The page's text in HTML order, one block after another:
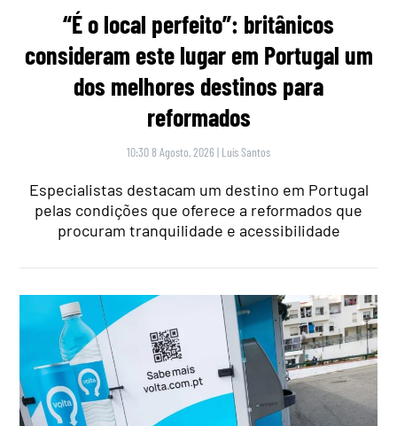
“É o local perfeito”: britânicos
consideram este lugar em Portugal um
dos melhores destinos para
reformados
10:30 8 Agosto, 2026 | Luís Santos
Especialistas destacam um destino em Portugal
pelas condições que oferece a reformados que
procuram tranquilidade e acessibilidade